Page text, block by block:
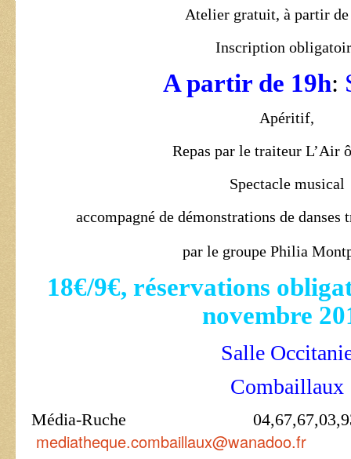
Atelier gratuit, à partir de
Inscription
A partir de 19h:
Apéritif,
Repas par le traiteur L’Air
Spectacle musical
accompagné de démonstrations de
par le groupe Philia
18€/9€, réservations
novembre
Salle
Combaillaux
Média-Ruche
mediatheque.combaillaux@wanadoo.fr